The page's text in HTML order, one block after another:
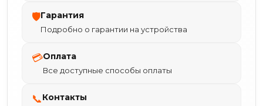
🛡Гарантия
Подробно о гарантии на устройства
💳Оплата
Все доступные способы оплаты
📞Контакты